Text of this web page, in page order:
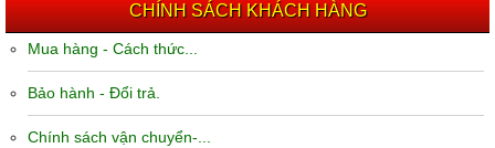
CHÍNH SÁCH KHÁCH HÀNG
Mua hàng - Cách thức...
Bảo hành - Đổi trả.
Chính sách vận chuyển-...